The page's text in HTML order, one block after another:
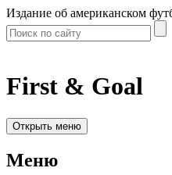
Издание об американском
First & Goal
Открыть меню
Меню